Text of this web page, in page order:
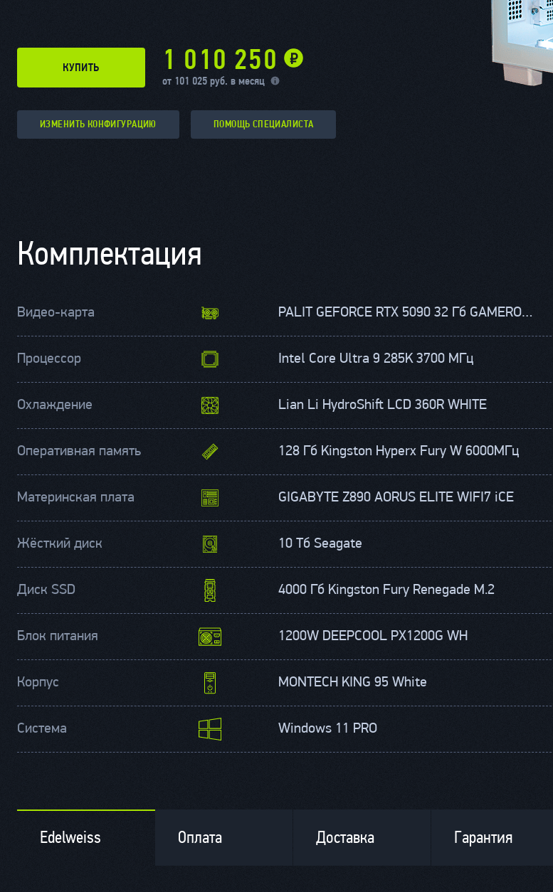
КУПИТЬ 1 010 250
от 101 025 руб. в месяц
ИЗМЕНИТЬ КОНФИГУРАЦИЮ ПОМОЩЬ СПЕЦИАЛИСТА
Комплектация
Видео-карта PALIT GEFORCE RTX 5090 32 Гб GAMEROCK
Процессор Intel Core Ultra 9 285K 3700 МГц
Охлаждение Lian Li HydroShift LCD 360R WHITE
Оперативная память 128 Гб Kingston Hyperx Fury W 6000МГц
Материнская плата GIGABYTE Z890 AORUS ELITE WIFI7 iCE
Жёсткий диск 10 Тб Seagate
Диск SSD 4000 Гб Kingston Fury Renegade M.2
Блок питания 1200W DEEPCOOL PX1200G WH
Корпус MONTECH KING 95 White
Система Windows 11 PRO
Edelweiss Оплата Доставка Гарантия